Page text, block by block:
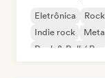
Eletrônica
Indie rock
Rock & Roll /